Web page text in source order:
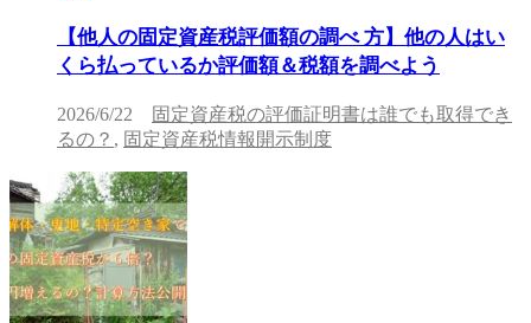
【他人の固定資産税評価額の調べ 方】他の人はい
くら払っているか評価額＆税額を調べよう
2026/6/22
固定資産税の評価証明書は誰でも取得でき
るの？ , 固定資産税情報開示制度